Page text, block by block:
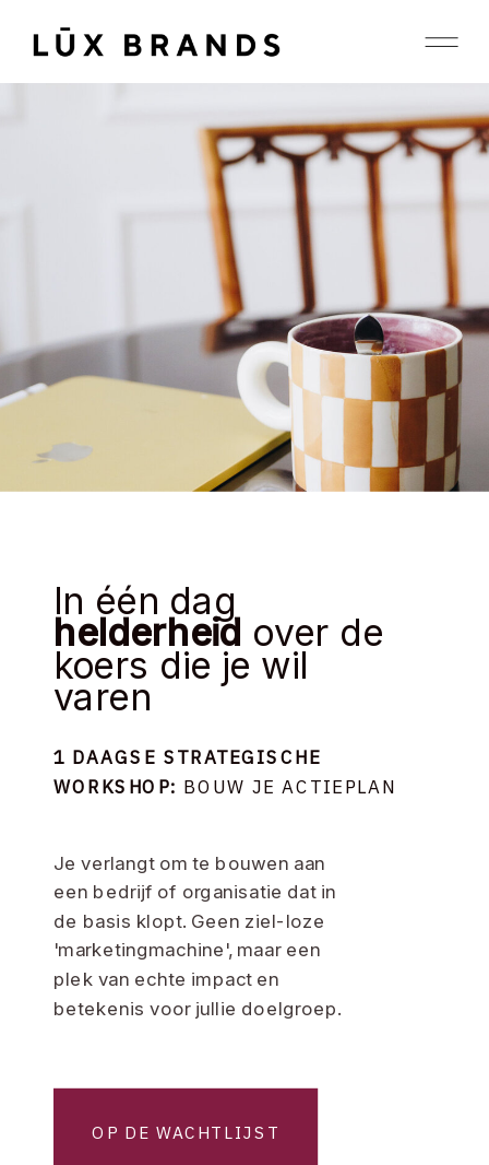
In één dag
helderheid over de
koers die je wil
varen
Je verlangt om te bouwen aan
een bedrijf of organisatie dat in
de basis klopt. Geen ziel-loze
'marketingmachine', maar een
plek van echte impact en
betekenis voor jullie doelgroep.
OP DE WACHTLIJST
1 DAAGSE STRATEGISCHE
WORKSHOP: BOUW JE ACTIEPLAN